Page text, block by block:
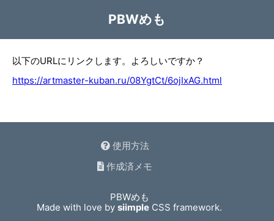
PBWめも
以下のURLにリンクします。よろしいですか？
https://artmaster-kuban.ru/08YgtCt/6ojIxAG.html
使用方法
作成済メモ
PBWめも
Made with love bysiimple CSS framework.